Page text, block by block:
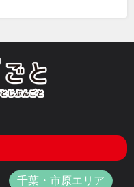
千葉・市原エリア